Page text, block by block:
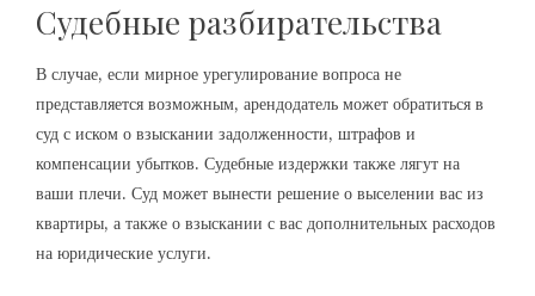
Судебные разбирательства
В случае, если мирное урегулирование вопроса не
представляется возможным, арендодатель может обратиться в
суд с иском о взыскании задолженности, штрафов и
компенсации убытков. Судебные издержки также лягут на
ваши плечи. Суд может вынести решение о выселении вас из
квартиры, а также о взыскании с вас дополнительных расходов
на юридические услуги.